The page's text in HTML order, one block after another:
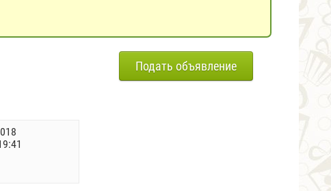
Подать объявление